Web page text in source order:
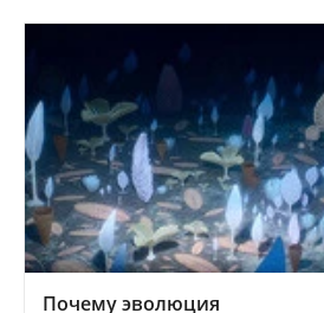
Почему эволюция